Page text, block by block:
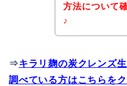
方法について
♪
⇒キラリ麹の炭クレンズ
調べている方はこちらを